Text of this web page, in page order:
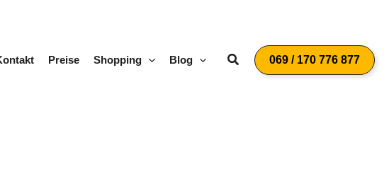
Preise Shopping Blog Suchen069 / 170 776 877